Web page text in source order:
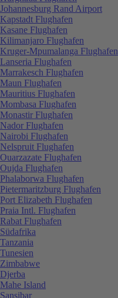
Johannesburg Rand Airport
Kapstadt Flughafen
Kasane Flughafen
Kilimanjaro Flughafen
Kruger-Mpumalanga Flughafen
Lanseria Flughafen
Marrakesch Flughafen
Maun Flughafen
Mauritius Flughafen
Mombasa Flughafen
Monastir Flughafen
Nador Flughafen
Nairobi Flughafen
Nelspruit Flughafen
Ouarzazate Flughafen
Oujda Flughafen
Phalaborwa Flughafen
Pietermaritzburg Flughafen
Port Elizabeth Flughafen
Praia Intl. Flughafen
Rabat Flughafen
Südafrika
Tanzania
Tunesien
Zimbabwe
Djerba
Mahe Island
Sansibar